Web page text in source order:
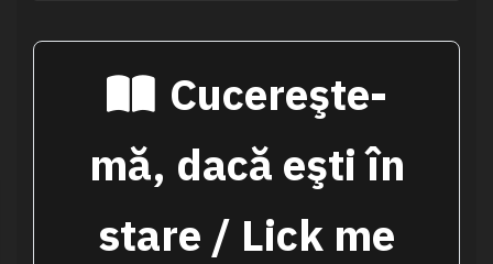
Cucereşte-
mă, dacă eşti în
stare / Lick me